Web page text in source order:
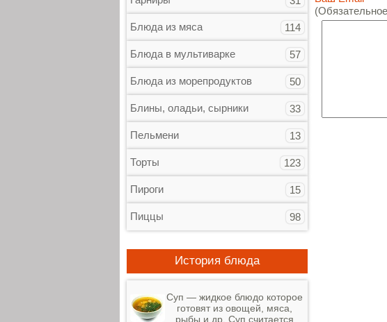
Блюда из мяса 114
Блюда в мультиварке 57
Блюда из морепродуктов 50
Блины, оладьи, сырники 33
Пельмени 13
Торты 123
Пироги 15
Пиццы 98
История блюда
Суп — жидкое блюдо которое
готовят из овощей, мяса,
рыбы и др. Суп считается